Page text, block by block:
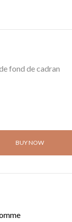
fond de cadran
BUY NOW